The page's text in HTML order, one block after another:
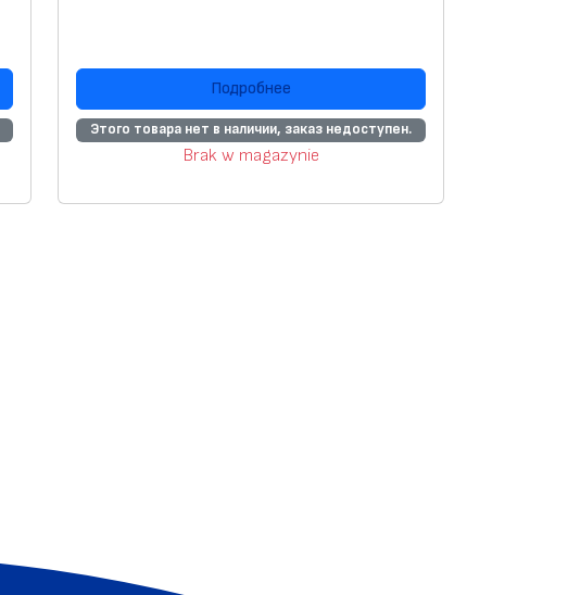
Подробнее
Этого товара нет в наличии, заказ недоступен.
Brak w magazynie